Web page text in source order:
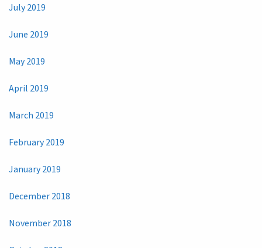
July 2019
June 2019
May 2019
April 2019
March 2019
February 2019
January 2019
December 2018
November 2018